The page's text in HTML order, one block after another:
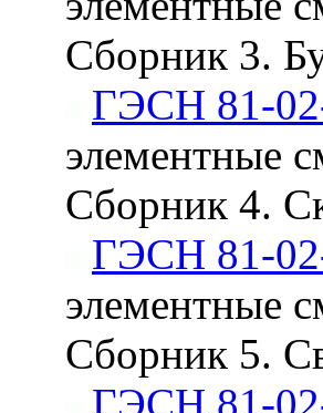
Сборник 3.
ГЭСН 81-
элементные
Сборник 4.
ГЭСН 81-
элементные
Сборник 5.
ГЭСН 81-